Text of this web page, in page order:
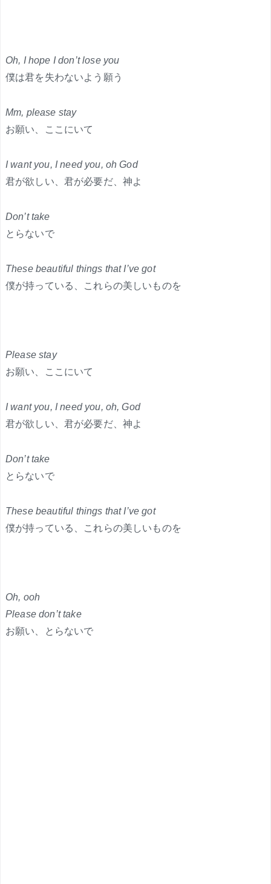
Oh, I hope I don’t losе you
僕は君を失わないよう願う
Mm, please stay
お願い、ここにいて
I want you, I need you, oh God
君が欲しい、君が必要だ、神よ
Don’t take
とらないで
Thеse beautiful things that I’ve got
僕が持っている、これらの美しいものを
Please stay
お願い、ここにいて
I want you, I need you, oh, God
君が欲しい、君が必要だ、神よ
Don’t take
とらないで
These beautiful things that I’ve got
僕が持っている、これらの美しいものを
Oh, ooh
Please don’t take
お願い、とらないで